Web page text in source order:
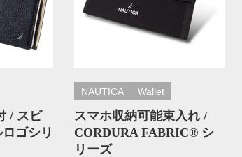
/ スピ
ゴシリ
NAUTICA Wallet
スマホ収納可能束入れ /
CORDURA FABRIC® シ
リーズ